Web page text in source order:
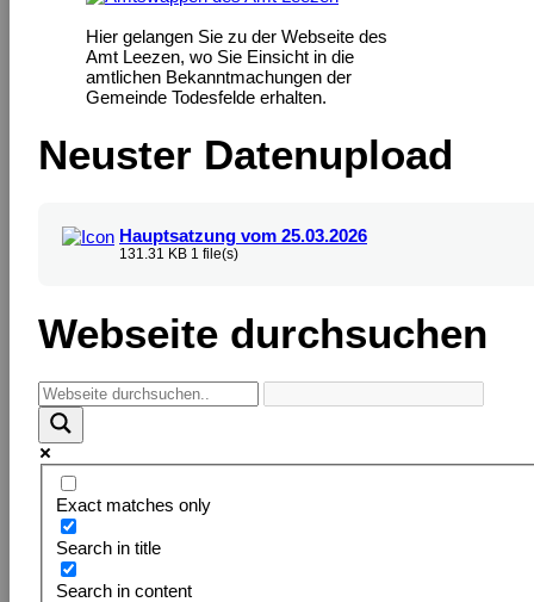
Hier gelangen Sie zu der Webseite des
Amt Leezen, wo Sie Einsicht in die
amtlichen Bekanntmachungen der
Gemeinde Todesfelde erhalten.
Neuster Datenupload
Hauptsatzung vom 25.03.2026
131.31 KB 1 file(s)
Webseite durchsuchen
Exact matches only
Search in title
Search in content